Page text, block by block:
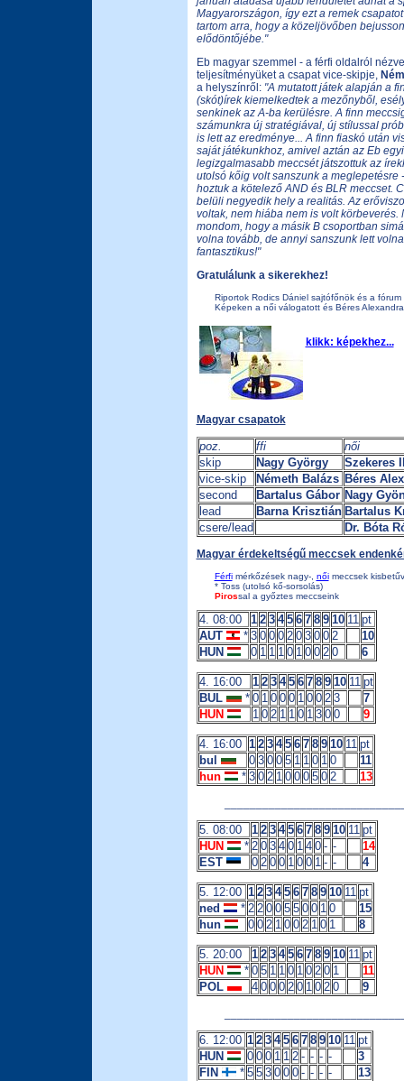
Magyarországon, így ezt a remek
tartom arra, hogy a közeljövőben
elődöntőjébe."
Eb magyar szemmel - a férfi oldalról nézve
teljesítményüket a csapat vice-skipje,
a helyszínről: "A mutatott játek alapján a
(skót)írek kiemelkedtek a mezőnyből,
senkinek az A-ba kerülésre. A finn
számunkra új stratégiával, új stílussal
is lett az eredménye... A finn fiaskó után
saját játékunkhoz, amivel aztán az Eb
legizgalmasabb meccsét játszottuk az
utolsó kőig volt sanszunk a meglepetésre
hoztuk a kötelező AND és BLR meccset.
belüli negyedik hely a realitás. Az
voltak, nem hiába nem is volt körbeverés.
mondom, hogy a másik B csoportban
volna tovább, de annyi sanszunk lett
fantasztikus!"
Gratulálunk a sikerekhez!
Riportok Rodics Dániel sajtófőnök és a
Képeken a női válogatott és Béres
klikk: képekhez...
Magyar csapatok
poz. ffi
női
skip
Nagy György
Szekeres
vice-skip
Németh Balázs Béres
second
Bartalus Gábor Nagy
lead
Barna Krisztián Bartalus
csere/lead
Dr. Bóta
Magyar érdekeltségű meccsek
Férfimérkőzések nagy-, nőimeccsek
* Toss (utolsó kő-sorsolás)
Pirossal a győztes meccseink
4. 08:00 1 2 3 4 5 6 7 8 9 10 11 pt
AUT
* 3 0 0 0 2 0 3 0 0 2
10
HUN
0 1 1 1 0 1 0 0 2 0 6
4. 16:00 1 2 3 4 5 6 7 8 9 10 11 pt
BUL
* 0 1 0 0 0 1 0 0 2 3
7
HUN
1 0 2 1 1 0 1 3 0 0 9
4. 16:00 1 2 3 4 5 6 7 8 9 10 11 pt
bul
0 3 0 0 5 1 1 0 1 0
11
hun
* 3 0 2 1 0 0 0 5 0 2 13
5. 08:00 1 2 3 4 5 6 7 8 9 10 11 pt
HUN
* 2 0 3 4 0 1 4 0 - -
14
EST
0 2 0 0 1 0 0 1 - - 4
5. 12:00 1 2 3 4 5 6 7 8 9 10 11 pt
ned
* 2 2 0 0 5 5 0 0 1 0
15
hun
0 0 2 1 0 0 2 1 0 1 8
5. 20:00 1 2 3 4 5 6 7 8 9 10 11 pt
HUN
* 0 5 1 1 0 1 0 2 0 1
11
POL
4 0 0 0 2 0 1 0 2 0 9
6. 12:00 1 2 3 4 5 6 7 8 9 10 11 pt
HUN
0 0 0 1 1 2 - - - -
3
FIN
* 5 5 3 0 0 0 - - - - 13